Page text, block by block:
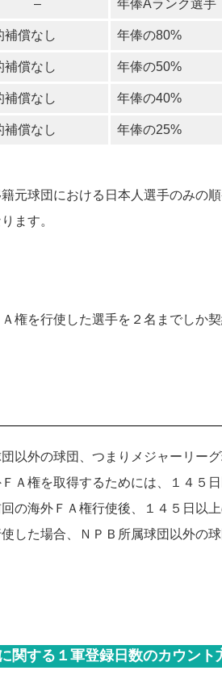
– 年俸Aランク選手
補償なし 年俸の80%
補償なし 年俸の50%
補償なし 年俸の40%
補償なし 年俸の25%
元球団における日本人選手のみの
ます。
権を行使した選手を２名までしか
以外の球団、つまりメジャーリー
Ａ権を取得するためには、１４５
の海外ＦＡ権行使後、１４５日以
した場合、ＮＰＢ所属球団以外の
関する１軍登録日数のカウント